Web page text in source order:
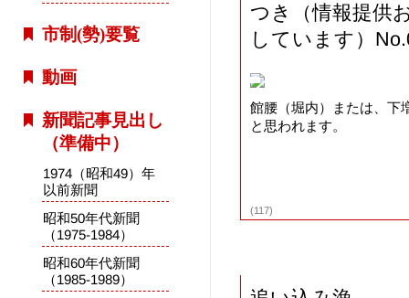
市制(勢)要覧
動画
新聞記事見出し
（準備中）
1974（昭和49）年
以前新聞
昭和50年代新聞
（1975-1984）
昭和60年代新聞
（1985-1989）
つき（情報提供
しています）
館腰（堀内）または、下
と思われます。
(117)